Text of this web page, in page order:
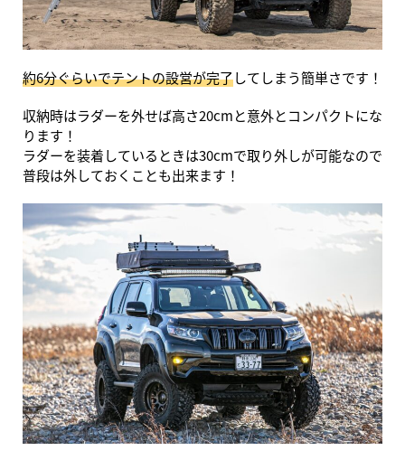
約6分ぐらいでテントの設営が完了してしまう簡単さです！
収納時はラダーを外せば高さ20cmと意外とコンパクトにな
ります！
ラダーを装着しているときは30cmで取り外しが可能なので
普段は外しておくことも出来ます！